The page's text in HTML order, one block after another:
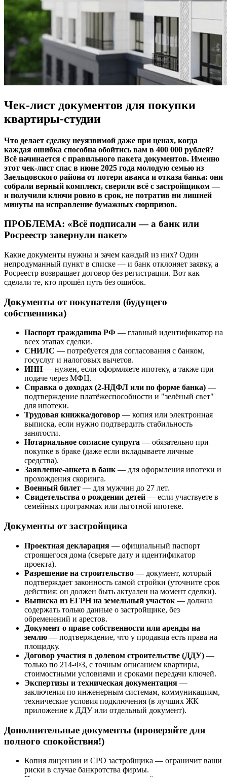
Чек-лист документов для покупки
квартиры-студии
Что делает сделку неуязвимой даже при ценах, когда
каждая ошибка способна обойтись вам в 400 000 рублей?
Всё начинается с правильного пакета документов. Именно
этот чек-лист спас в июне 2025 года молодую семью из
Заельцовского района от потери аванса и отказа банка: они
собрали верный комплект, сверили всё с застройщиком —
и получили ключи ровно в срок, не потратив ни лишней
минуты на исправление бумажных сюрпризов.
ПРОБЛЕМА: «Всё подписали — а банк или
Росреестр завернули пакет»
Какие документы нужны и зачем каждый из них? Один
непродуманный пункт в списке — и банк отклоняет заявку, а
Росреестр возвращает договор без регистрации. Вот как
сделали те, кто прошёл путь без ошибок.
Документы от покупателя (будущего
собственника)
Паспорт гражданина РФ — главный идентификатор на
всех этапах сделки.
СНИЛС — потребуется для согласования с банком,
госуслуг и налоговых вычетов.
ИНН— нужен, если оформляете ипотеку, а также при
подаче через МФЦ.
Справка о доходах (2-НДФЛ или по форме банка) —
подтверждение платёжеспособности и "зелёный свет"
для ипотеки.
Трудовая книжка/договор — копия или электронная
выписка, если нужно подтвердить стабильность
занятости.
Нотариальное согласие супруга — обязательно при
покупке в браке (даже если вкладываете личные
средства).
Заявление-анкета в банк— для оформления ипотеки и
прохождения скоринга.
Военный билет — для мужчин до 27 лет.
Свидетельства о рождении детей — если участвуете в
семейных программах или льготной ипотеке.
Документы от застройщика
Проектная декларация — официальный паспорт
строящегося дома (сверьте дату и идентификатор
проекта).
Разрешение на строительство — документ, который
подтверждает законность самой стройки (уточните срок
действия: он должен быть актуален на момент сделки).
Выписка из ЕГРН на земельный участок — должна
содержать только данные о застройщике, без
обременений и арестов.
Документ о праве собственности или аренды на
землю — подтверждение, что у продавца есть права на
площадку.
Договор участия в долевом строительстве (ДДУ) —
только по 214-ФЗ, с точным описанием квартиры,
стоимостными условиями и сроками передачи ключей.
Экспертизы и техническая документация —
заключения по инженерным системам, коммуникациям,
технические условия подключения (в лучших ЖК
приложение к ДДУ или отдельный документ).
Дополнительные документы (проверяйте для
полного спокойствия!)
Копия лицензии и СРО застройщика — ограничит ваши
риски в случае банкротства фирмы.